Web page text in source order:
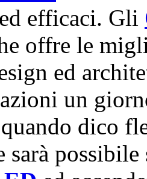
efficaci. Gli
offre le
ed
un
dico
sarà